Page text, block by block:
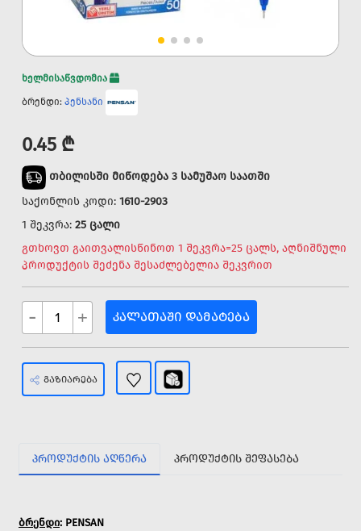
ხელმისაწვდომია
ბრენდი: პენსანი
0.45 ₾
თბილისში მიწოდება 3 სამუშაო საათში
საქონლის კოდი: 1610-2903
1 შეკვრა: 25 ცალი
გთხოვთ გაითვალისწინოთ 1 შეკვრა=25 ცალს, აღნიშნული
პროდუქტის შეძენა შესაძლებელია შეკვრით
- + ᲙᲐᲚᲐᲗᲐᲨᲘ ᲓᲐᲛᲐᲢᲔᲑᲐ
ᲒᲐᲖᲘᲐᲠᲔᲑᲐ
ᲞᲠᲝᲓᲣᲥᲢᲘᲡ ᲐᲦᲬᲔᲠᲐ ᲞᲠᲝᲓᲣᲥᲢᲘᲡ ᲨᲔᲤᲐᲡᲔᲑᲐ
ბრენდი: PENSAN